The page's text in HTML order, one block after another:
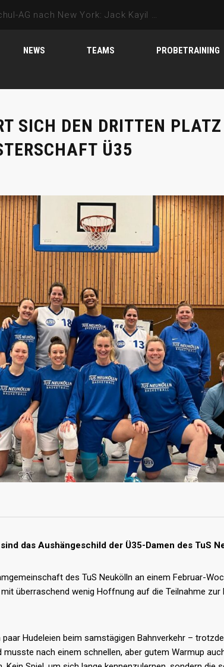
​50 Jahre Basketball im TuS Neukölln: Ein rauschendes Sommerfest im Görlitzer Park
NEWS TEAMS PROBETRAINING
SICH DEN DRITTEN
Ü35
das Aushängeschild der Ü35-Damen des TuS
des TuS Neukölln an einem Februar-
überraschend wenig Hoffnung auf die Teilnahme
Hudeleien beim samstägigen Bahnverkehr –
nach einem schnellen, aber gutem Warmup